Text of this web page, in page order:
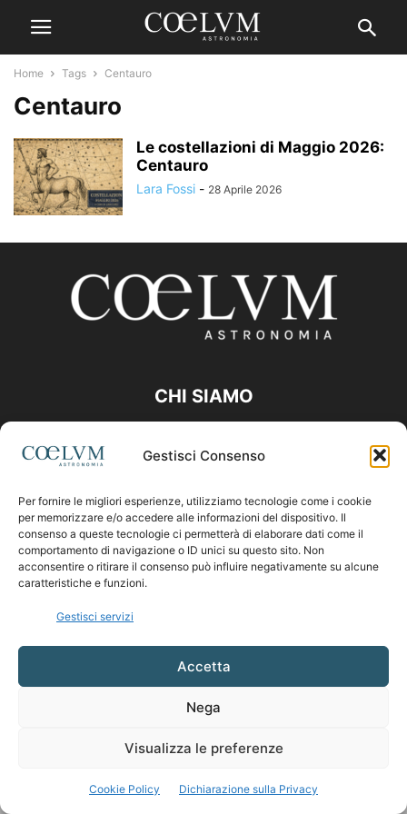
Gestisci Consenso
Per fornire le migliori esperienze, utilizziamo tecnologie come i cookie
per memorizzare e/o accedere alle informazioni del dispositivo. Il
consenso a queste tecnologie ci permetterà di elaborare dati come il
comportamento di navigazione o ID unici su questo sito. Non
acconsentire o ritirare il consenso può influire negativamente su alcune
caratteristiche e funzioni.
Gestisci servizi
Accetta
Nega
Visualizza le preferenze
Cookie Policy Dichiarazione sulla Privacy
Home Tags Centauro
Centauro
Le costellazioni di Maggio 2026:
Centauro
Lara Fossi - 28 Aprile 2026
CHI SIAMO
Contattaci:coelumastro@coelum.com
SEGUICI